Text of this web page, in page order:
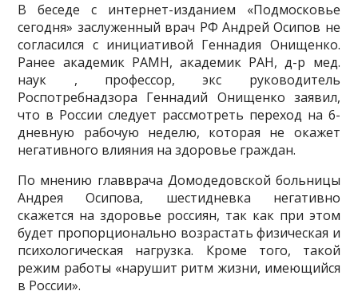
В беседе с интернет-изданием «Подмосковье
сегодня» заслуженный врач РФ Андрей Осипов не
согласился с инициативой Геннадия Онищенко.
Ранее академик РАМН, академик РАН, д-р мед.
наук , профессор, экс руководитель
Роспотребнадзора Геннадий Онищенко заявил,
что в России следует рассмотреть переход на 6-
дневную рабочую неделю, которая не окажет
негативного влияния на здоровье граждан.
По мнению главврача Домодедовской больницы
Андрея Осипова, шестидневка негативно
скажется на здоровье россиян, так как при этом
будет пропорционально возрастать физическая и
психологическая нагрузка. Кроме того, такой
режим работы «нарушит ритм жизни, имеющийся
в России».